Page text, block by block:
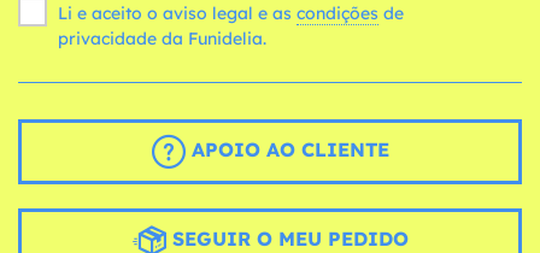
Li e aceito o aviso legal e as condições
privacidade da Funidelia.
APOIO AO CLIENTE
SEGUIR O MEU PEDIDO